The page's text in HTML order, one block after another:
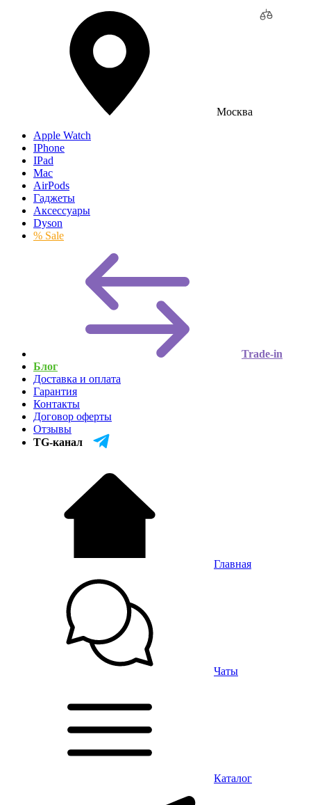
Москва
Apple Watch
IPhone
IPad
Mac
AirPods
Гаджеты
Аксессуары
Dyson
% Sale
Trade-in
Блог
Доставка и оплата
Гарантия
Контакты
Договор оферты
Отзывы
TG-канал
Главная
Чаты
Каталог